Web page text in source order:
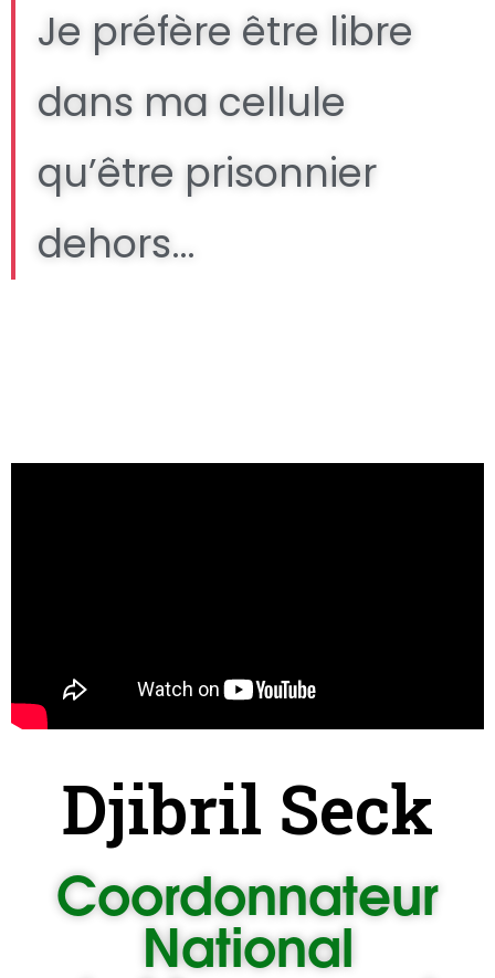
Je préfère être libre
dans ma cellule
qu’être prisonnier
dehors…
Djibril Seck
Coordonnateur
National